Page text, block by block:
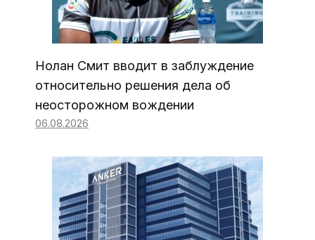
Нолан Смит вводит в заблуждение
относительно решения дела об
неосторожном вождении
06.08.2026